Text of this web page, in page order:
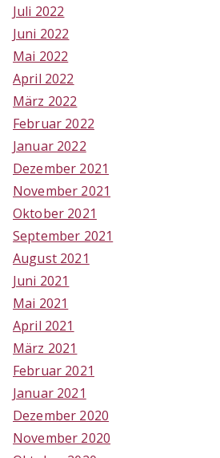
Juli 2022
Juni 2022
Mai 2022
April 2022
März 2022
Februar 2022
Januar 2022
Dezember 2021
November 2021
Oktober 2021
September 2021
August 2021
Juni 2021
Mai 2021
April 2021
März 2021
Februar 2021
Januar 2021
Dezember 2020
November 2020